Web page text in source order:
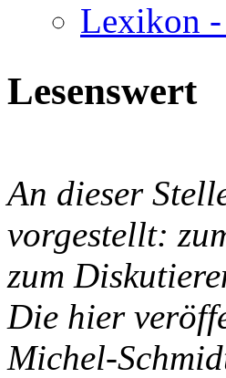
Lexikon
Lesenswert
An dieser
vorgestellt:
zum
Die hier
Michel-